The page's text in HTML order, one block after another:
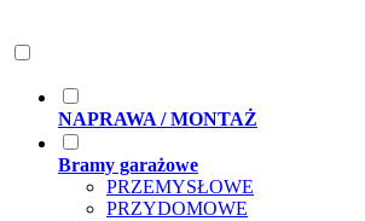
NAPRAWA / MONTAŻ
Bramy garażowe
PRZEMYSŁOWE
PRZYDOMOWE